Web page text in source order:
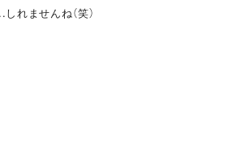
れませんね（笑）